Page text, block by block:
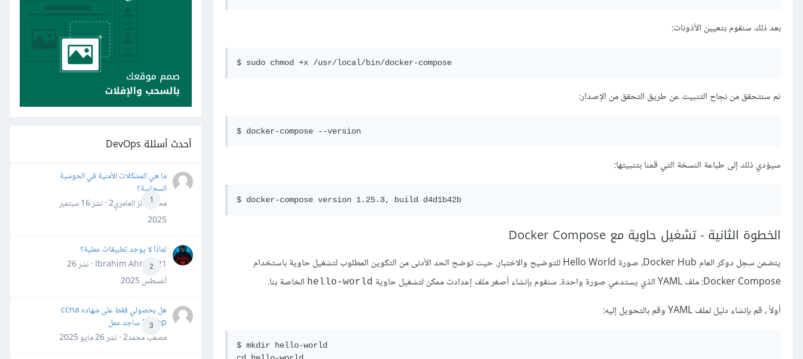
بعد ذلك سنقوم بتعيين الأذونات:
ثم سنتحقق من نجاح التثبيت عن طريق التحقق من الإصدار:
سيؤدي ذلك إلى طباعة النسخة التي قمنا بتثبيتها:
الخطوة الثانية - تشغيل حاوية مع Docker Compose
يتضمن سجل دوكر العام Docker Hub، صورة Hello World للتوضيح والاختبار. حيث توضح الحد الأدنى من التكوين المطلوب لتشغيل حاوية باستخدام
Docker Compose: ملف YAML الذي يستدعي صورة واحدة. سنقوم بإنشاء أصغر ملف إعدادت ممكن لتشغيل حاوية
hello-world الخاصة بنا.
أولاً ، قم بإنشاء دليل لملف YAML وقم بالتحويل إليه:
$ mkdir hello-world
أحدث أسئلة DevOps
1
ما هي المشكلات الأمنية في الحوسبة
السحابية؟
محمد فائز العامري2 · نشر
16 سبتمبر
2025
2
لماذا لا يوجد تطبيقات عملية؟
Ibrahim Ahmed21 · نشر
26
أغسطس 2025
3
هل بحصولي فقط على شهاده ccna
&ccnp ساجد عمل
مصعب محمد2 · نشر
26 مايو 2025